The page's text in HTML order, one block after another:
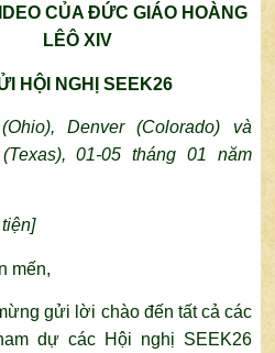
CỦA ĐỨC GIÁO HOÀNG
LÊÔ XIV
HỘI NGHỊ SEEK26
Denver (Colorado) và
01-05 tháng 01 năm
]
mến,
gửi lời chào đến tất cả các
dự các Hội nghị SEEK26